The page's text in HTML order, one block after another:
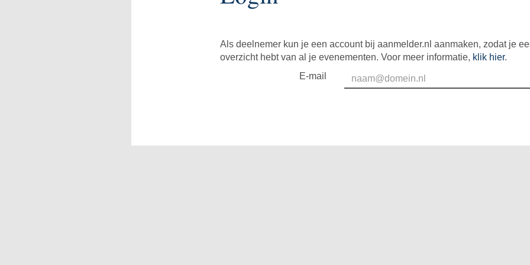
Als deelnemer kun je een account bij aanmelder.nl aanmaken, zodat je
overzicht hebt van al je evenementen. Voor meer informatie, klik hier.
E-mail